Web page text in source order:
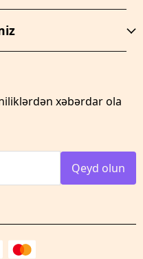
xəbərdar ola
Qeyd olun